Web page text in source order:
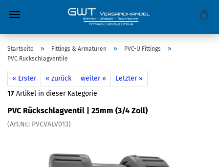
Startseite » Fittings & Armaturen » PVC-U Fittings »
PVC Rückschlagventile
« Erster « zurück weiter »
Letzter »
17 Artikel in dieser Kategorie
PVC Rückschlagventil | 25mm (3/4 Zoll)
(Art.Nr.: PVCVALV013)